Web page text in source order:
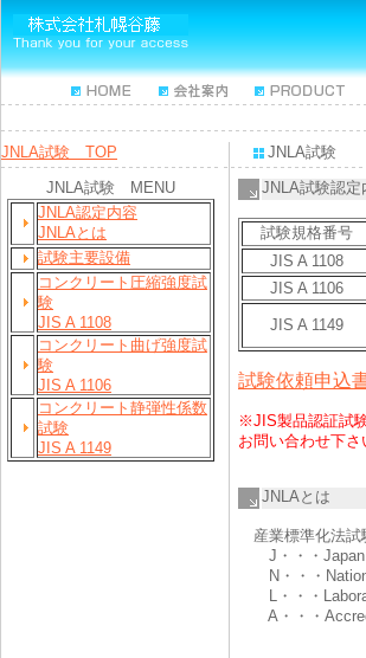
JNLA試験 TOP
JNLA試験
JNLA試験 MENU
JNLA認定内容
JNLAとは
試験主要設備
コンクリート圧縮強度試
験
JIS A 1108
コンクリート曲げ強度試
験
JIS A 1106
コンクリート静弾性係数
試験
JIS A 1149
JNLA試験認定
試験規格番号
JIS A 1108
JIS A 1106
JIS A 1149
試験依頼申込
※JIS製品認証試
お問い合わせ下さ
JNLAとは
産業標準化法試
J・・・Japan
N・・・
L・・・
A・・・